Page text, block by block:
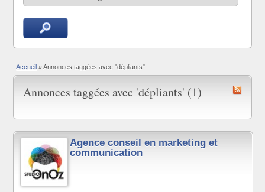
Accueil » Annonces taggées avec "dépliants"
Annonces taggées avec 'dépliants' (1)
Agence conseil en marketing et
communication